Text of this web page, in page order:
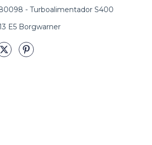
- Turboalimentador S400
E5 Borgwarner